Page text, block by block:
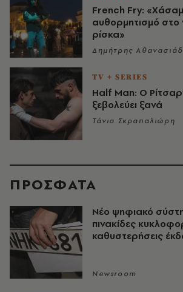
French Fry:
αυθορμητισμό στο
ρίσκα»
Δημήτρης
TV + SERIES
Half Man: Ο
ξεβολεύει ξανά
Τάνια Σκραπαλιώρη
ΠΡΟΣΦΑΤΑ
Νέο ψηφιακό
πινακίδες
καθυστερήσεις
Newsroom